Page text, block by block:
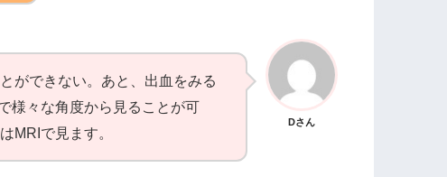
Dさん
ができない。あと、出血をみる
様々な角度から見ることが可
MRIで見ます。